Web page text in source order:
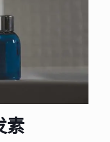
素